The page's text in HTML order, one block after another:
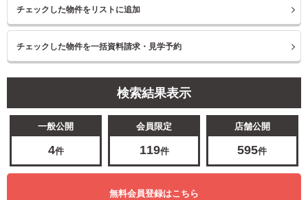
検索結果表示
一般公開
4件
会員限定
119件
店舗公開
595件
無料会員登録はこちら